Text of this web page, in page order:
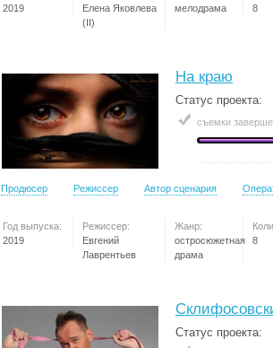
2019
Елена Яковлева
(II)
мелодрама
8
На краю
Статус проекта:
съемки
Продюсер Режиссер Автор сценария
Год выпуска:
2019
Режиссер:
Евгений
Лаврентьев
Жанр:
остросюжетная
драма
8
Статус проекта: